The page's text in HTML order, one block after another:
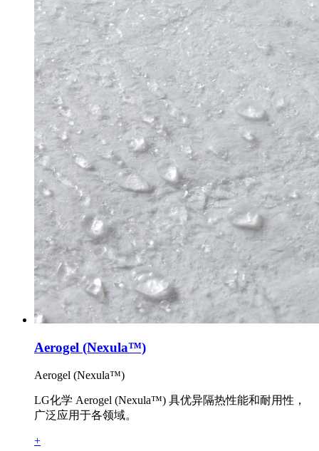
Aerogel (Nexula™)
Aerogel (Nexula™)
LG化学 Aerogel (Nexula™) 具优异隔热性能和耐用性，
广泛应用于各领域。
+